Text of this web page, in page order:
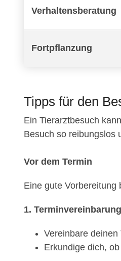
Verhaltensberatung
Fortpflanzung
Tipps für den
Ein Tierarztbesuch
Besuch so reibungslos
Vor dem Termin
Eine gute Vorbereitung
1.
Vereinbare
Erkundige dich,